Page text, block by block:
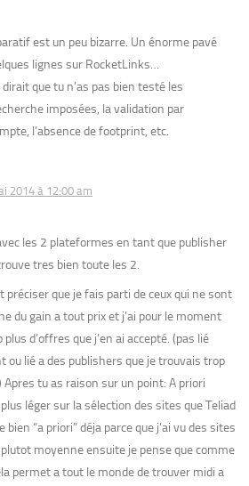
est un peu bizarre. Un énorme pavé
lignes sur RocketLinks…
que tu n’as pas bien testé les
imposées, la validation par
l’absence de footprint, etc.
2014 à 12:00 am
les 2 plateformes en tant que publisher
tres bien toute les 2.
préciser que je fais parti de ceux qui ne sont
du gain a tout prix et j’ai pour le moment
d’offres que j’en ai accepté. (pas lié
ou lié a des publishers que je trouvais trop
Apres tu as raison sur un point: A priori
léger sur la sélection des sites que Teliad
bien “a priori” déja parce que j’ai vu des sites
moyenne ensuite je pense que comme
permet a tout le monde de trouver midi a